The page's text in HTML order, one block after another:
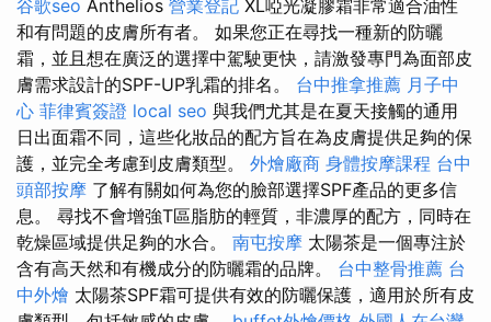
谷歌seo Anthelios 營業登記 XL啞光凝膠霜非常適合油性
和有問題的皮膚所有者。 如果您正在尋找一種新的防曬
霜，並且想在廣泛的選擇中駕駛更快，請激發專門為面部皮
膚需求設計的SPF-UP乳霜的排名。 台中推拿推薦 月子中
心 菲律賓簽證 local seo 與我們尤其是在夏天接觸的通用
日出面霜不同，這些化妝品的配方旨在為皮膚提供足夠的保
護，並完全考慮到皮膚類型。 外燴廠商 身體按摩課程 台中
頭部按摩 了解有關如何為您的臉部選擇SPF產品的更多信
息。 尋找不會增強T區脂肪的輕質，非濃厚的配方，同時在
乾燥區域提供足夠的水合。 南屯按摩 太陽茶是一個專注於
含有高天然和有機成分的防曬霜的品牌。 台中整骨推薦 台
中外燴 太陽茶SPF霜可提供有效的防曬保護，適用於所有皮